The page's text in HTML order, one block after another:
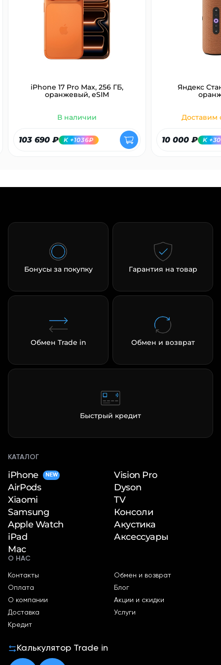
iPhone 17 Pro Max, 256 ГБ,
оранжевый, eSIM
В наличии
103 690 ₽ K +1036₽
Яндекс
Доставим
10 000 ₽ K
Бонусы за покупку Гарантия на товар
Обмен Trade in Обмен и возврат
Быстрый кредит
КАТАЛОГ
iPhone NEW
AirPods
Xiaomi
Samsung
Apple Watch
iPad
Mac
Vision Pro
Dyson
TV
Консоли
Акустика
Аксессуары
О НАС
Контакты
Оплата
О компании
Доставка
Кредит
Обмен и возврат
Блог
Акции и скидки
Услуги
Калькулятор Trade in
об оплате Плайтом
раз в 2
недели
раз в 2 недели
Остались вопросы?
plait.ru